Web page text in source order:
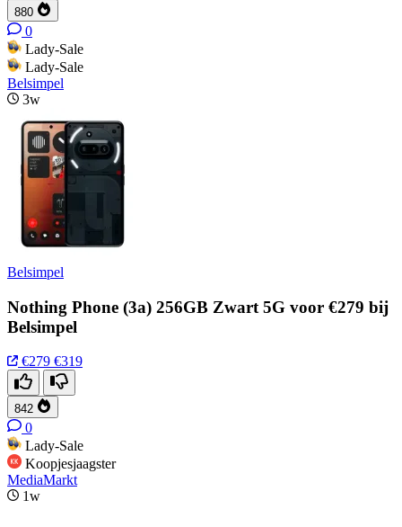
880
0
Lady-Sale
Lady-Sale
Belsimpel
3w
Belsimpel
Nothing Phone (3a) 256GB Zwart 5G voor €279 bij
Belsimpel
€279 €319
842
0
Lady-Sale
Koopjesjaagster
MediaMarkt
1w